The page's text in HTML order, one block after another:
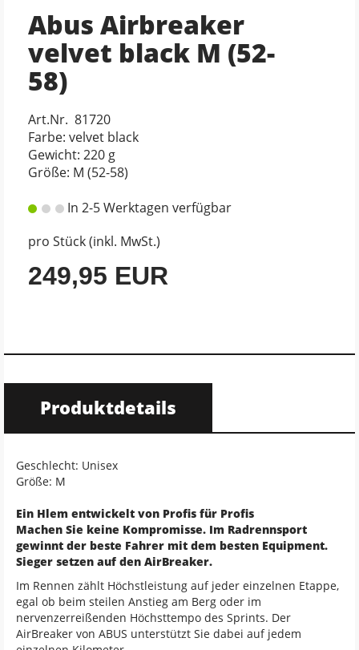
Abus Airbreaker
velvet black M (52-
58)
Art.Nr. 81720
Farbe: velvet black
Gewicht: 220 g
Größe: M (52-58)
In 2-5 Werktagen verfügbar
pro Stück (inkl. MwSt.)
249,95 EUR
Produktdetails
Geschlecht: Unisex
Größe: M
Ein Hlem entwickelt von Profis für Profis
Machen Sie keine Kompromisse. Im Radrennsport
gewinnt der beste Fahrer mit dem besten Equipment.
Sieger setzen auf den AirBreaker.
Im Rennen zählt Höchstleistung auf jeder einzelnen Etappe,
egal ob beim steilen Anstieg am Berg oder im
nervenzerreißenden Höchsttempo des Sprints. Der
AirBreaker von ABUS unterstützt Sie dabei auf jedem